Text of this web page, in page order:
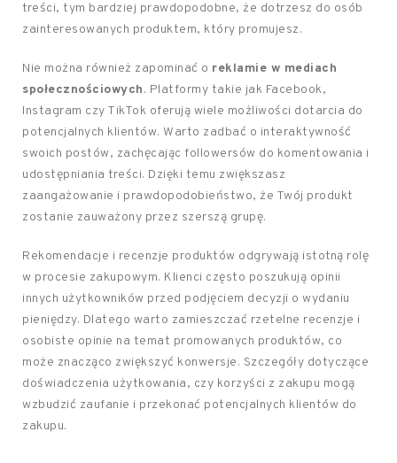
treści, tym bardziej prawdopodobne, że dotrzesz do osób
zainteresowanych produktem, który promujesz.
Nie można również zapominać o reklamie w mediach
społecznościowych. Platformy takie jak Facebook,
Instagram czy TikTok oferują wiele możliwości dotarcia do
potencjalnych klientów. Warto zadbać o interaktywność
swoich postów, zachęcając followersów do komentowania i
udostępniania treści. Dzięki temu zwiększasz
zaangażowanie i prawdopodobieństwo, że Twój produkt
zostanie zauważony przez szerszą grupę.
Rekomendacje i recenzje produktów odgrywają istotną rolę
w procesie zakupowym. Klienci często poszukują opinii
innych użytkowników przed podjęciem decyzji o wydaniu
pieniędzy. Dlatego warto zamieszczać rzetelne recenzje i
osobiste opinie na temat promowanych produktów, co
może znacząco zwiększyć konwersje. Szczegóły dotyczące
doświadczenia użytkowania, czy korzyści z zakupu mogą
wzbudzić zaufanie i przekonać potencjalnych klientów do
zakupu.